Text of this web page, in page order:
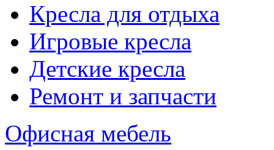
Кресла для отдыха
Игровые кресла
Детские кресла
Ремонт и запчасти
Офисная мебель